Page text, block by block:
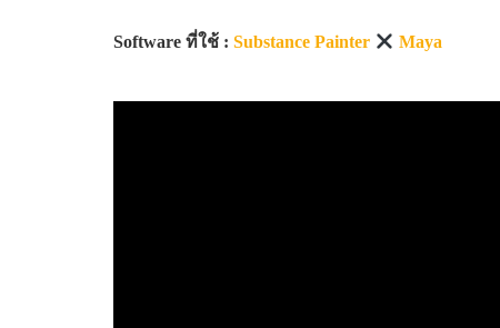
Software ที่ใช้ : Substance Painter Maya